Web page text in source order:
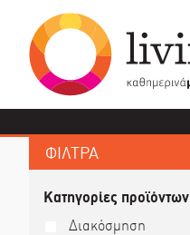
ΦΙΛΤΡΑ
Κατηγορίες προϊόντων
Διακόσμηση